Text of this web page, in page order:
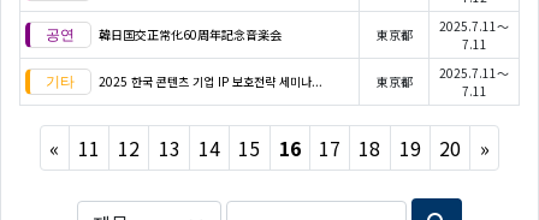
韓日国交正常化60周年記念音楽会 東京都
2025.7.11～
7.11
2025 한국 콘텐츠 기업 IP 보호전략 세미나... 東京都
2025.7.11～
7.11
« Previous
11 12 13 14 15 16 17 18 19 20 »Next